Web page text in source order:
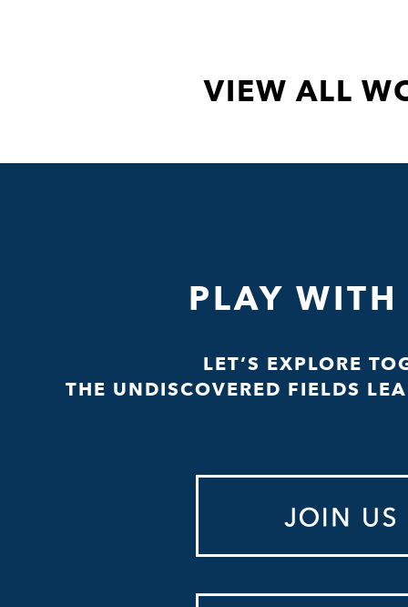
VIEW ALL
PLAY
LET’S EXPLORE
THE UNDISCOVERED FIELDS